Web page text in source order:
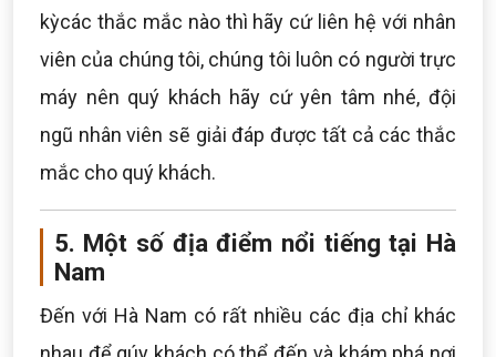
kỳcác thắc mắc nào thì hãy cứ liên hệ với nhân
viên của chúng tôi, chúng tôi luôn có người trực
máy nên quý khách hãy cứ yên tâm nhé, đội
ngũ nhân viên sẽ giải đáp được tất cả các thắc
mắc cho quý khách.
5. Một số địa điểm nổi tiếng tại Hà
Nam
Đến với Hà Nam có rất nhiều các địa chỉ khác